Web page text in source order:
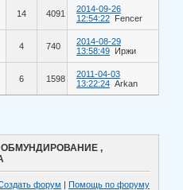
14 4091
2014-09-26
12:54:22 Fencer
4 740
2014-08-29
13:58:49 Иржи
6 1598
2011-04-03
13:22:24 Arkan
ОБМУНДИРОВАНИЕ ,
форум | Помощь по форуму